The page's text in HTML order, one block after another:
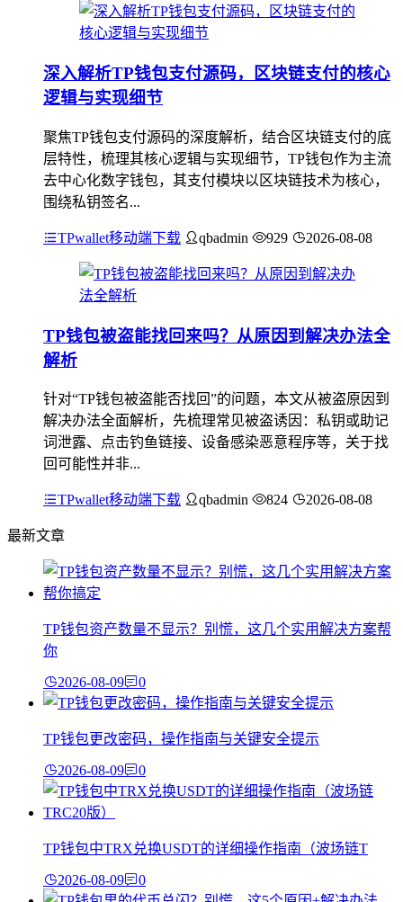
深入解析TP钱包支付源码，区块链支付的核心
逻辑与实现细节
聚焦TP钱包支付源码的深度解析，结合区块链支付的底
层特性，梳理其核心逻辑与实现细节，TP钱包作为主流
去中心化数字钱包，其支付模块以区块链技术为核心，
围绕私钥签名...
TPwallet移动端下载 qbadmin 929 2026-08-08
TP钱包被盗能找回来吗？从原因到解决办法全
解析
针对“TP钱包被盗能否找回”的问题，本文从被盗原因到
解决办法全面解析，先梳理常见被盗诱因：私钥或助记
词泄露、点击钓鱼链接、设备感染恶意程序等，关于找
回可能性并非...
TPwallet移动端下载 qbadmin 824 2026-08-08
最新文章
TP钱包资产数量不显示？别慌，这几个实用解决方案帮
你
2026-08-09 0
TP钱包更改密码，操作指南与关键安全提示
2026-08-09 0
TP钱包中TRX兑换USDT的详细操作指南（波场链T
2026-08-09 0